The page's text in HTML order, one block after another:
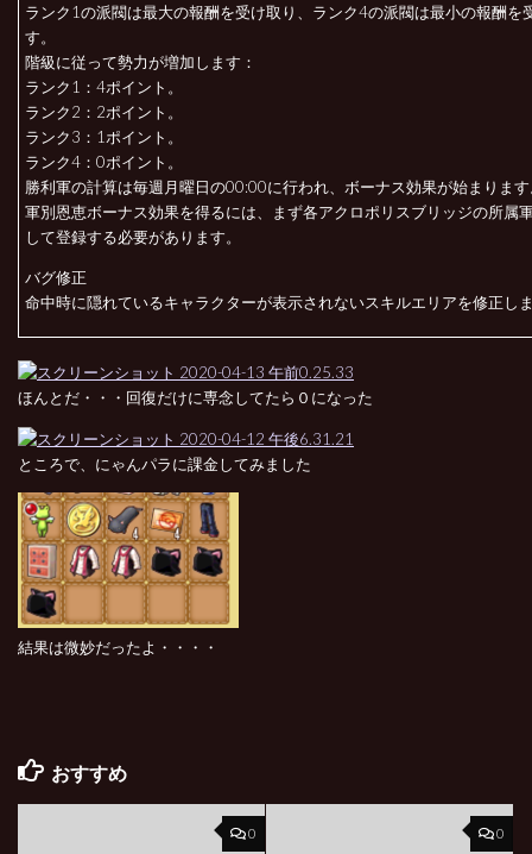
ランク1の派閥は最大の報酬を受け取り、ランク4の派閥は最小の報酬を
す。
階級に従って勢力が増加します：
ランク1：4ポイント。
ランク2：2ポイント。
ランク3：1ポイント。
ランク4：0ポイント。
勝利軍の計算は毎週月曜日の00:00に行われ、ボーナス効果が始まりま
軍別恩恵ボーナス効果を得るには、まず各アクロポリスブリッジの所属
して登録する必要があります。
バグ修正
命中時に隠れているキャラクターが表示されないスキルエリアを修正し
ほんとだ・・・回復だけに専念してたら０になった
ところで、にゃんパラに課金してみました
結果は微妙だったよ・・・・
おすすめ
0 0